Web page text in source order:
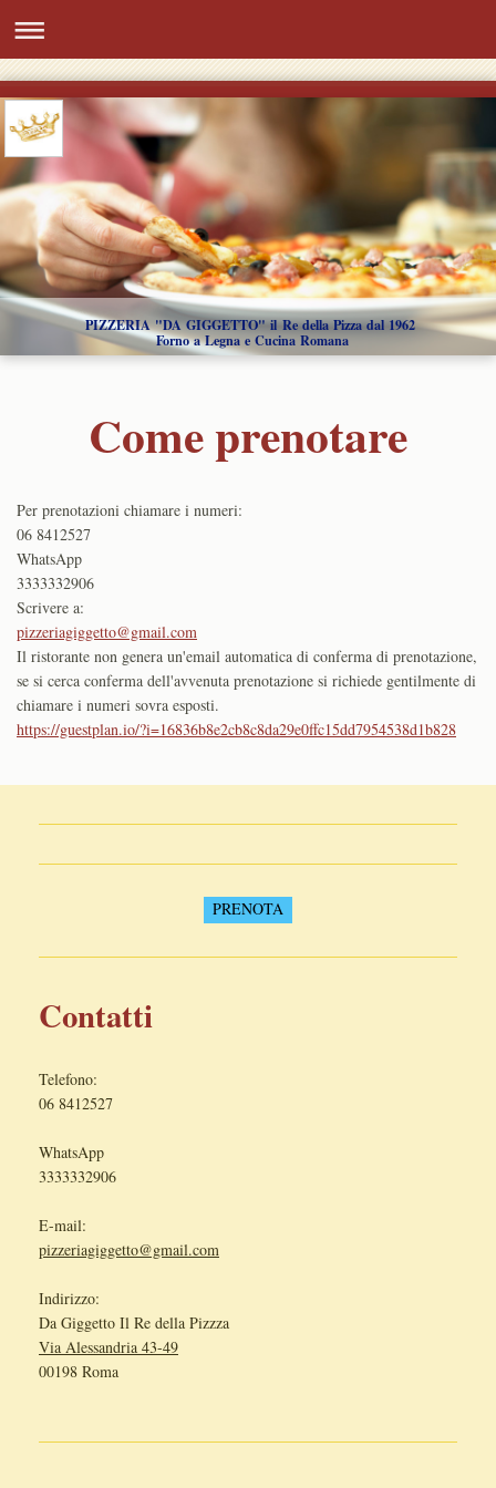
PIZZERIA "DA GIGGETTO" il Re della Pizza dal 1962
Forno a Legna e Cucina Romana
Come prenotare
Per prenotazioni chiamare i numeri:
06 8412527
WhatsApp
3333332906
Scrivere a:
pizzeriagiggetto@gmail.com
Il ristorante non genera un'email automatica di conferma di prenotazione,
se si cerca conferma dell'avvenuta prenotazione si richiede gentilmente di
chiamare i numeri sovra esposti.
https://guestplan.io/?i=16836b8e2cb8c8da29e0ffc15dd7954538d1b828
PRENOTA
Contatti
Telefono:
06 8412527
WhatsApp
3333332906
E-mail:
pizzeriagiggetto@gmail.com
Indirizzo:
Da Giggetto Il Re della Pizzza
Via Alessandria 43-49
00198 Roma